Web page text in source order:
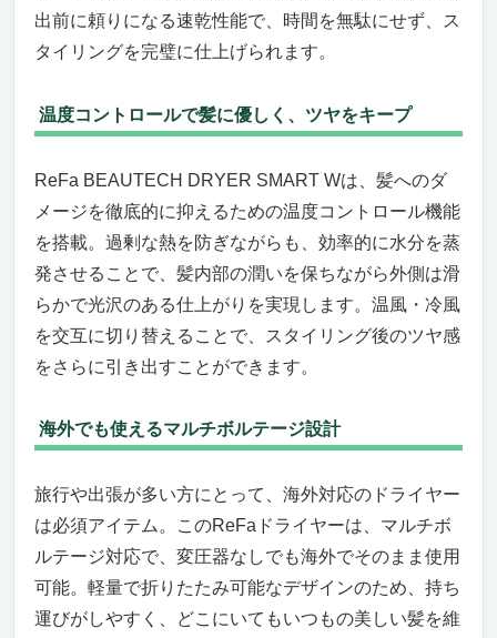
出前に頼りになる速乾性能で、時間を無駄にせず、ス
タイリングを完璧に仕上げられます。
温度コントロールで髪に優しく、ツヤをキープ
ReFa BEAUTECH DRYER SMART Wは、髪へのダ
メージを徹底的に抑えるための温度コントロール機能
を搭載。過剰な熱を防ぎながらも、効率的に水分を蒸
発させることで、髪内部の潤いを保ちながら外側は滑
らかで光沢のある仕上がりを実現します。温風・冷風
を交互に切り替えることで、スタイリング後のツヤ感
をさらに引き出すことができます。
海外でも使えるマルチボルテージ設計
旅行や出張が多い方にとって、海外対応のドライヤー
は必須アイテム。このReFaドライヤーは、マルチボ
ルテージ対応で、変圧器なしでも海外でそのまま使用
可能。軽量で折りたたみ可能なデザインのため、持ち
運びがしやすく、どこにいてもいつもの美しい髪を維